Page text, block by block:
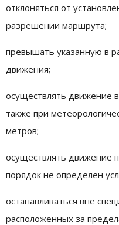
отклоняться от
разрешении маршрута;
превышать указанную в
движения;
осуществлять движение
также при
метров;
осуществлять движение
порядок не определен
останавливаться вне
расположенных за